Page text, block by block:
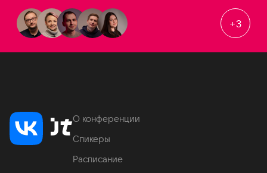
+3
О конференции
Спикеры
Расписание